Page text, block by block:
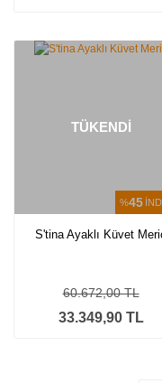
%45
TÜKENDİ
S'tina Ayaklı Küvet
33.349,90 TL
60.672,00 TL